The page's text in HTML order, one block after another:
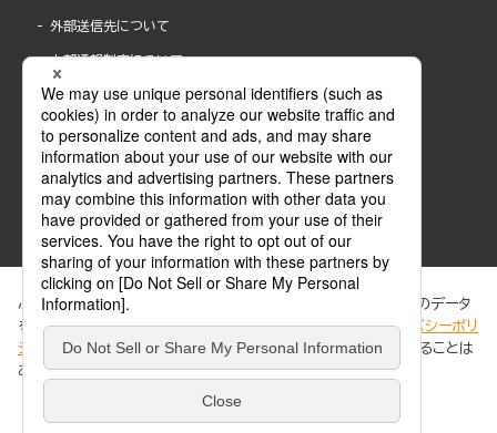
外部送信先について
内部通報制度について
ABJマークは、この電子書店・電子書籍配信サービスが、著作権者からコンテンツ使用許諾を
得た正規版配信サービスであることを示す登録商標(登録番号 第6091713号)です。
ABJマークの詳細、ABJマークを掲示しているサービスの一覧はこちら。
ぶんか社が運営するサイトでは、利便性向上のためにCookie等のデータ
を使用しています。 当社のCookieについての詳細は、「プライバシーポリ
シー
」をご覧ください。当サイトでは、訪問者の個人情報を追跡することは
ありません。